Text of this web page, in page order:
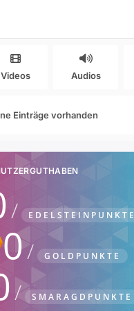
Videos Audios
Einträge vorhanden
EDELSTEINPUNKTE
0 GOLDPUNKTE
SMARAGDPUNKTE